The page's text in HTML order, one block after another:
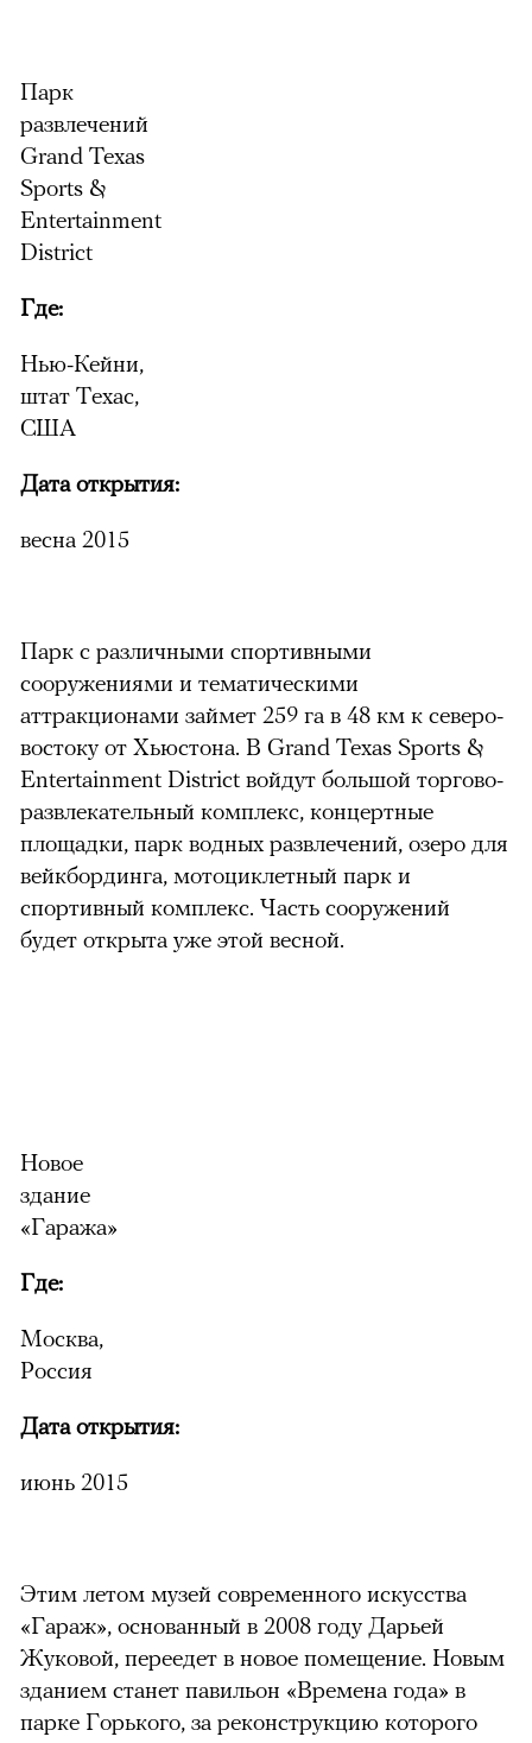
00:00
Парк
развлечений
Grand Texas
Sports &
Entertainment
District
Где:
Нью-Кейни,
штат Техас,
США
Дата открытия:
весна 2015
Парк с различными спортивными
сооружениями и тематическими
аттракционами займет 259 га в 48 км к северо-
востоку от Хьюстона. В Grand Texas Sports &
Entertainment District войдут большой торгово-
развлекательный комплекс, концертные
площадки, парк водных развлечений, озеро для
вейкбординга, мотоциклетный парк и
спортивный комплекс. Часть сооружений
будет открыта уже этой весной.
Новое
здание
«Гаража»
Где:
Москва,
Россия
Дата открытия:
июнь 2015
Этим летом музей современного искусства
«Гараж», основанный в 2008 году Дарьей
Жуковой, переедет в новое помещение. Новым
зданием станет павильон «Времена года» в
парке Горького, за реконструкцию которого